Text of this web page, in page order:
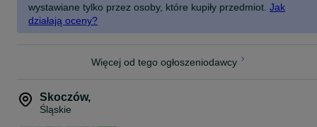
wystawiane tylko przez osoby, które kupiły przedmiot. Jak
działają oceny?
Więcej od tego ogłoszeniodawcy
Skoczów,
Śląskie